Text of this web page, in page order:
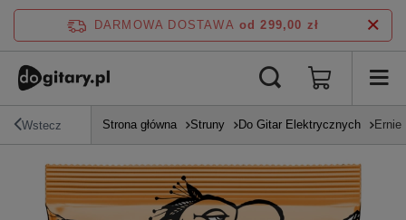
DARMOWA DOSTAWA od 299,00 zł
Wstecz Strona główna Struny Do Gitar Elektrycznych